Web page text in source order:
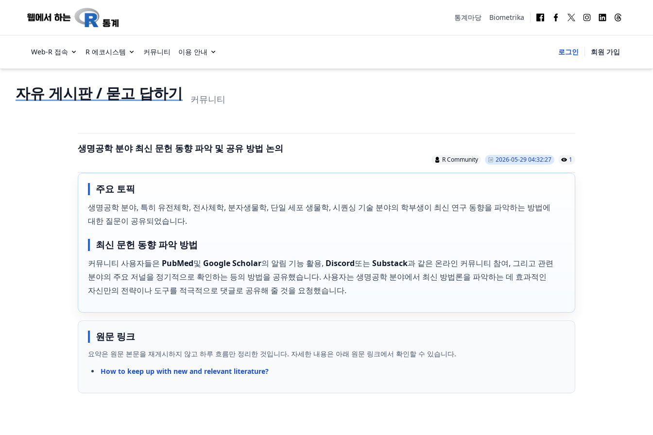
통계마당 Biometrika
Web-R 접속 R 에코시스템 커뮤니티 이용 안내 로그인 회원 가입
자유 게시판 / 묻고 답하기 커뮤니티
생명공학 분야 최신 문헌 동향 파악 및 공유 방법 논의
R Community 2026-05-29 04:32:27 1
주요 토픽
생명공학 분야, 특히 유전체학, 전사체학, 분자생물학, 단일 세포 생물학, 시퀀싱 기술 분야의 학부생이 최신 연구 동향을 파악하는 방법에
대한 질문이 공유되었습니다.
최신 문헌 동향 파악 방법
커뮤니티 사용자들은 PubMed및 Google Scholar의 알림 기능 활용, Discord또는 Substack과 같은 온라인 커뮤니티 참여, 그리고 관련
분야의 주요 저널을 정기적으로 확인하는 등의 방법을 공유했습니다. 사용자는 생명공학 분야에서 최신 방법론을 파악하는 데 효과적인
자신만의 전략이나 도구를 적극적으로 댓글로 공유해 줄 것을 요청했습니다.
원문 링크
요약은 원문 본문을 재게시하지 않고 하루 흐름만 정리한 것입니다. 자세한 내용은 아래 원문 링크에서 확인할 수 있습니다.
How to keep up with new and relevant literature?